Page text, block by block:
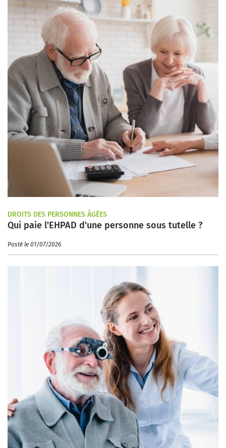
DROITS DES PERSONNES ÂGÉES
Qui paie l'EHPAD d'une personne sous tutelle ?
Posté le 01/07/2026